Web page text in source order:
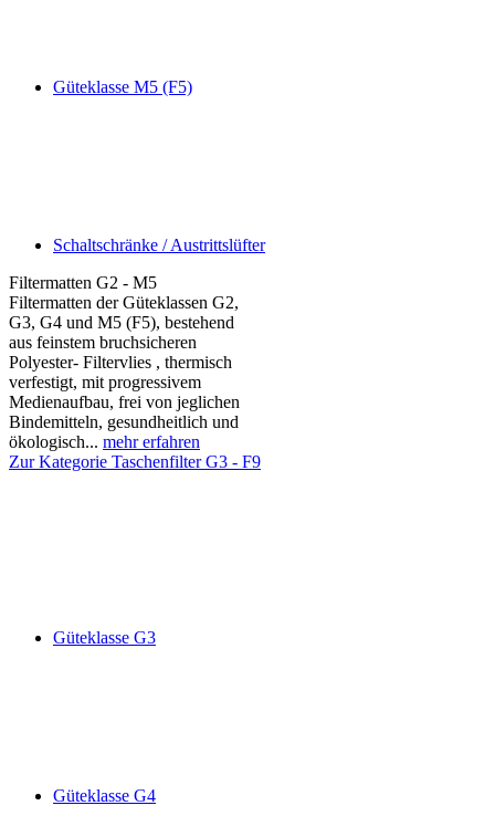
Güteklasse M5 (F5)
Schaltschränke / Austrittslüfter
Filtermatten G2 - M5
Filtermatten der Güteklassen G2,
G3, G4 und M5 (F5), bestehend
aus feinstem bruchsicheren
Polyester- Filtervlies , thermisch
verfestigt, mit progressivem
Medienaufbau, frei von jeglichen
Bindemitteln, gesundheitlich und
ökologisch... mehr erfahren
Zur Kategorie Taschenfilter G3 - F9
Güteklasse G3
Güteklasse G4